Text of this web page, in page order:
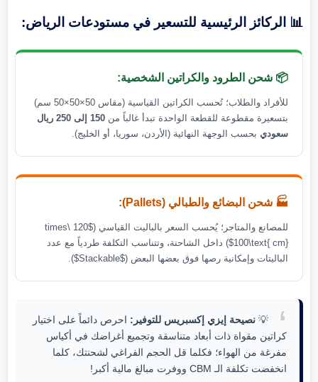
📊 الركائز الرئيسية للتسعير في مستودعات الرياض:
📦 شحن الطرود والكراتين الشخصية:
للأفراد والطلاب؛ تُحسب الكراتين القياسية (مقاس 50×50×50 سم)
بتسعيرة مقطوعة للقطعة الواحدة تبدأ غالباً من
150 إلى 250 ريال
سعودي بحسب الوجهة النهائية (الأردن، سوريا، أو الخليج).
🏭 شحن البضائع والطبالي (Pallets):
للمصانع والمتاجر؛ يُحسب السعر بالباليت القياسي ($120 \times
100\text{ cm}$) داخل الشاحنة، وتتناسب التكلفة طردياً مع عدد
الباليتات وإمكانية رصها فوق بعضها البعض ($Stackable$).
💡 نصيحة إيزي إكسبريس للتوفير: احرص دائماً على اختيار
كراتين مقواة ذات أبعاد متناسقة وتجميع أغراضك في أكياس
مفرغة من الهواء؛ فكلما قل الحجم الفراغي لشحنتك، كلما
انخفضت تكلفة الـ CBM ووفرت مبالغ مالية أكبر!